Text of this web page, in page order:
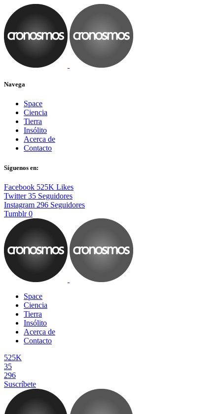
Navega
Space
Ciencia
Tierra
Insólito
Acerca de
Contacto
Síguenos en:
Facebook 525K Likes
Twitter 35 Seguidores
Instagram 296 Seguidores
Tumblr 0
Space
Ciencia
Tierra
Insólito
Acerca de
Contacto
525K
35
296
Suscríbete